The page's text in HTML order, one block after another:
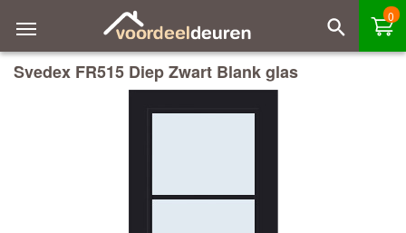
0
Svedex FR515 Diep Zwart Blank glas